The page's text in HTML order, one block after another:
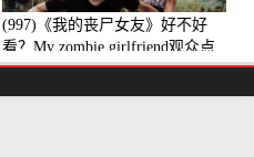
(997)《我的丧尸女友》好不好
看？My zombie girlfriend观众点
评及剧本